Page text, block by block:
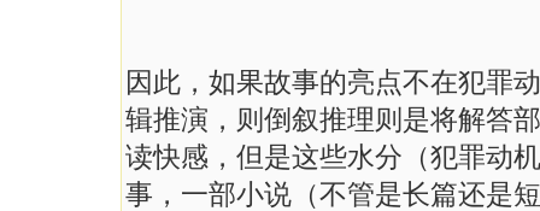
因此，如果故事的亮点不在犯罪
辑推演，则倒叙推理则是将解答
读快感，但是这些水分（犯罪动
事，一部小说（不管是长篇还是